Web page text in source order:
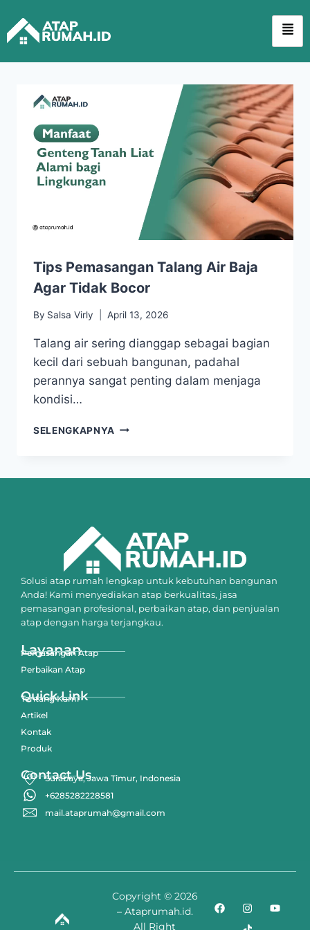
Tips Pemasangan Talang Air Baja
Agar Tidak Bocor
By Salsa Virly April 13, 2026
Talang air sering dianggap sebagai bagian
kecil dari sebuah bangunan, padahal
perannya sangat penting dalam menjaga
kondisi…
SELENGKAPNYA
Solusi atap rumah lengkap untuk kebutuhan bangunan
Anda! Kami menyediakan atap berkualitas, jasa
pemasangan profesional, perbaikan atap, dan penjualan
atap dengan harga terjangkau.
Layanan
Pemasangan Atap
Perbaikan Atap
Quick Link
Tentang Kami
Artikel
Kontak
Produk
Contact Us
Surabaya, Jawa Timur, Indonesia
+6285282228581
mail.ataprumah@gmail.com
Copyright © 2026
– Ataprumah.id.
All Right